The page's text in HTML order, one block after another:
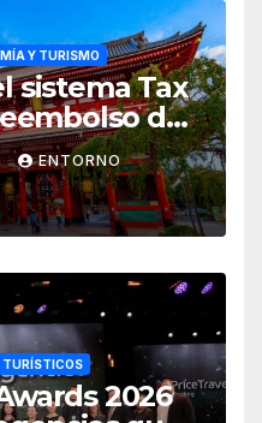
Y TURISMO
sistema Tax
de
noviembre
ENTORNO
TURÍSTICOS
2026